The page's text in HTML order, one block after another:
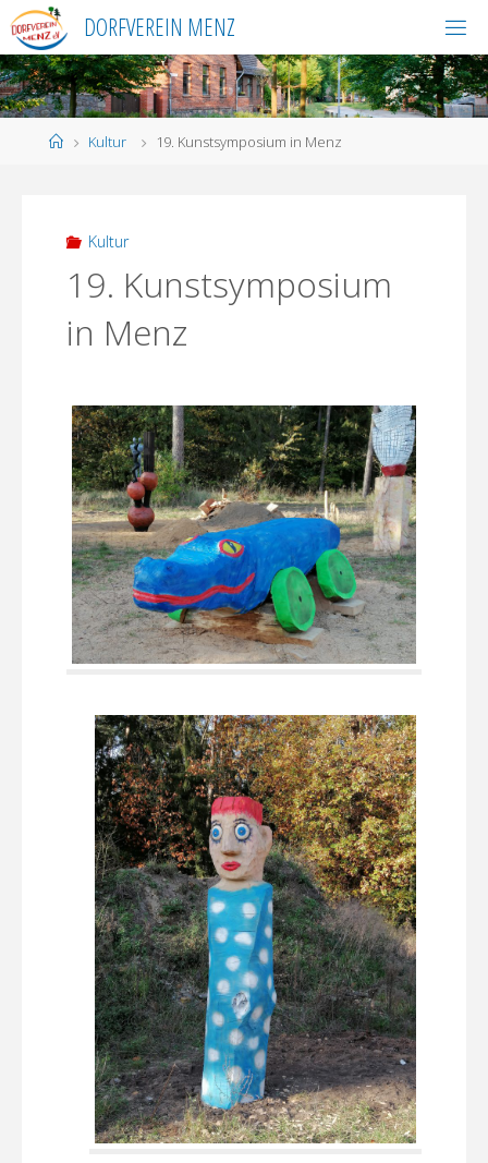
Skip
to
content
DORFVEREIN MENZ
HomeKultur 19. Kunstsymposium in Menz
Kultur
19. Kunstsymposium
in Menz